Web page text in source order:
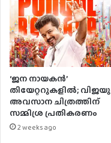
‘ജന നായകൻ’
തിയേറ്ററുകളിൽ;
അവസാന ചിത്രത്തിന്
സമ്മിശ്ര പ്രതികരണം
2 weeks ago